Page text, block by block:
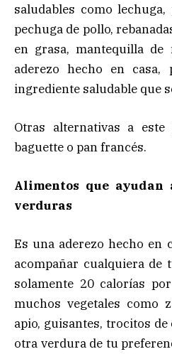
saludables como lechuga,
pechuga de pollo,
en grasa, mantequilla de
aderezo hecho en
ingrediente saludable que
Otras alternativas a
baguette o pan francés.
Alimentos que ayudan
verduras
Es una aderezo hecho en
acompañar cualquiera de
solamente 20 calorías
muchos vegetales como
apio, guisantes, trocitos
otra verdura de tu